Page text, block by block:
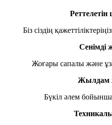
Біз сіздің
Сенімді
Жоғары сапалы және
Жылдам
Бүкіл әлем